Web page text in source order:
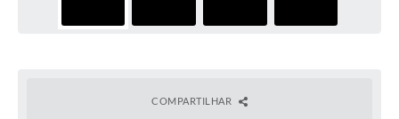
COMPARTILHAR